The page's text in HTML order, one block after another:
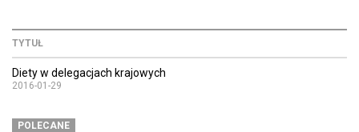
TYTUŁ
Diety w delegacjach krajowych
2016-01-29
POLECANE